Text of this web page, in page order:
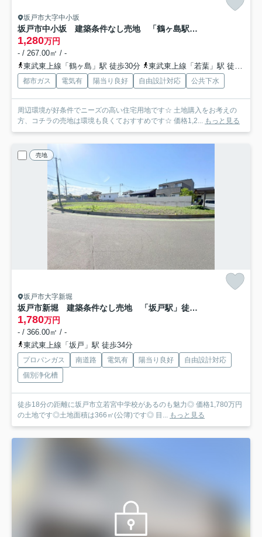
坂戸市大字中小坂
坂戸市中小坂 建築条件なし売地 「鶴ヶ島駅」徒歩30分 敷地80坪 【上谷小学区】
1,280万円
- / 267.00㎡ / -
東武東上線「鶴ヶ島」駅 徒歩30分
東武東上線「若葉」駅 徒歩42分
都市ガス 電気有 陽当り良好 自由設計対応 公共下水
周辺環境が好条件でニーズの高い住宅用地です☆ 土地購入をお考えの
方、コチラの売地は環境も良くておすすめです☆ 価格1,2... もっと見る
売地
坂戸市大字新堀
坂戸市新堀 建築条件なし売地 「坂戸駅」徒歩34分 敷地110坪 【入西小学区】
1,780万円
- / 366.00㎡ / -
東武東上線「坂戸」駅 徒歩34分
プロパンガス 南道路 電気有 陽当り良好
自由設計対応
個別浄化槽
徒歩18分の距離に坂戸市立若宮中学校があるのも魅力◎ 価格1,780万円
の土地です◎土地面積は366㎡(公簿)です◎ 目... もっと見る